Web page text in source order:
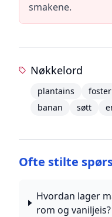
smakene.
Nøkkelord
plantains foster
banan
søtt
Ofte stilte
Hvordan lager
rom og vaniljeis?